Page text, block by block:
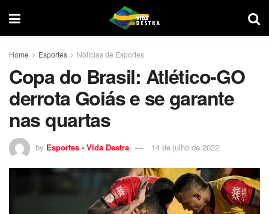
Home Esportes Notícias de Esportes
Copa do Brasil: Atlético-GO
derrota Goiás e se garante
nas quartas
by Esportes - Vida Destra 14 de julho de 2022